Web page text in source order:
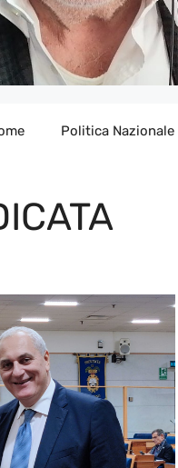
Politica Nazionale